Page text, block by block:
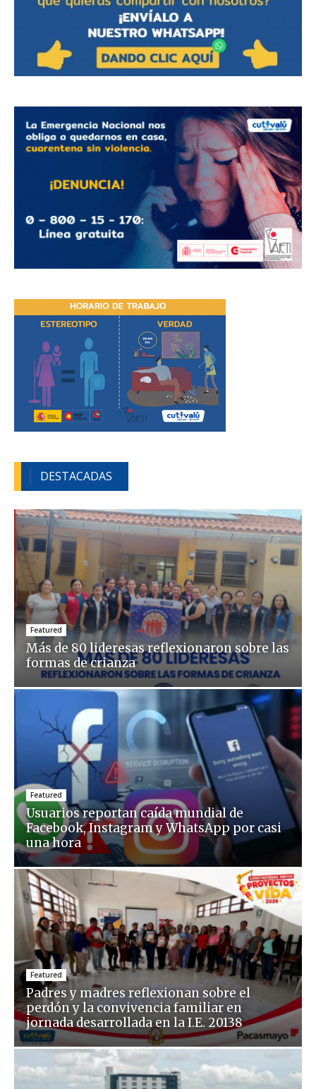
DESTACADAS
Featured
Más de 80 lideresas reflexionaron sobre las
formas de crianza
Featured
Usuarios reportan caída mundial de
Facebook, Instagram y WhatsApp por casi
una hora
Featured
Padres y madres reflexionan sobre el
perdón y la convivencia familiar en
jornada desarrollada en la I.E. 20138